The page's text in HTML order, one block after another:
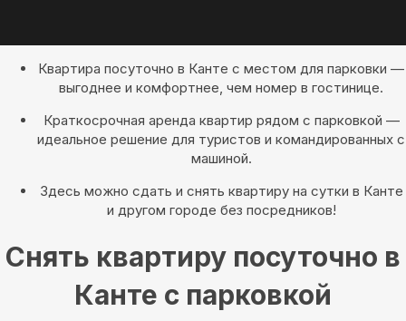
Квартира посуточно в Канте с местом для парковки —
выгоднее и комфортнее, чем номер в гостинице.
Краткосрочная аренда квартир рядом с парковкой —
идеальное решение для туристов и командированных с
машиной.
Здесь можно сдать и снять квартиру на сутки в Канте
и другом городе без посредников!
Снять квартиру посуточно в
Канте с парковкой